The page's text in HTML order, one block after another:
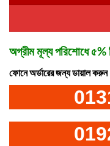
অগ্রীম মূল্য পরিশোধে ৫%
ফোনে অর্ডারের জন্য ডায়াল করুন